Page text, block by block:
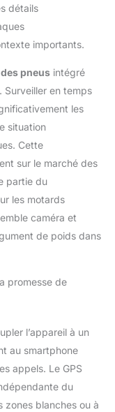
Facile à
des
les trajets
pour
détails
importants.
pneus intégré
Surveiller en temps
les
situation
Cette
sur le marché des
partie du
les motards
caméra et
de poids dans
promesse de
l’appareil à un
au smartphone
appels. Le GPS
du
zones blanches ou à